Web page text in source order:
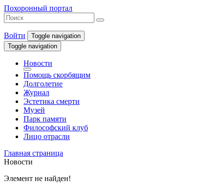
Похоронный портал
Войти
Toggle navigation
Toggle navigation
Новости
Помощь скорбящим
Долголетие
Журнал
Эстетика смерти
Музей
Парк памяти
Философский клуб
Лицо отрасли
Главная страница
Новости
Элемент не найден!